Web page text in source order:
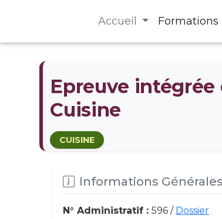
Accueil Formations
Epreuve
Cuisine
CUISINE
Informations Générales
N° Administratif :596 / Dossier